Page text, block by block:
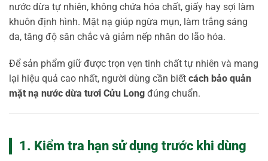
nước dừa tự nhiên, không chứa hóa chất, giấy hay sợi làm
khuôn định hình. Mặt nạ giúp ngừa mụn, làm trắng sáng
da, tăng độ săn chắc và giảm nếp nhăn do lão hóa.
Để sản phẩm giữ được trọn vẹn tinh chất tự nhiên và mang
lại hiệu quả cao nhất, người dùng cần biết cách bảo quản
mặt nạ nước dừa tươi Cửu Long đúng chuẩn.
1. Kiểm tra hạn sử dụng trước khi dùng